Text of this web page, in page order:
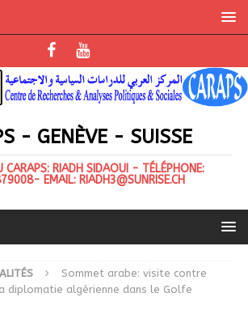
- GENÈVE - SUISSE
CARAPS: RIADH SIDAOUI - TÉLÉPHONE:
EMAIL: RIADH3@SUNRISE.CH
Sommet arabe: visite contre
diplomatie algérienne dans le Golfe